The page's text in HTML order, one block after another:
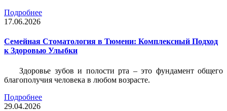
Подробнее
17.06.2026
Семейная Стоматология в Тюмени: Комплексный Подход
к Здоровью Улыбки
Здоровье зубов и полости рта – это фундамент общего
благополучия человека в любом возрасте.
Подробнее
29.04.2026